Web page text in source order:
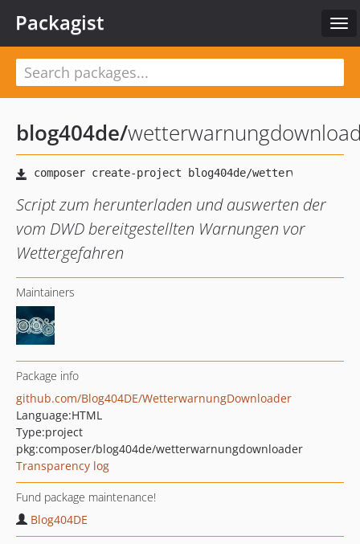
Packagist
blog404de/
Script zum herunterladen und auswerten der
vom DWD bereitgestellten Warnungen vor
Wettergefahren
Maintainers
Package info
github.com/Blog404DE/WetterwarnungDownloader
Language:HTML
Type:project
pkg:composer/blog404de/wetterwarnungdownloader
Transparency log
Fund package maintenance!
Blog404DE